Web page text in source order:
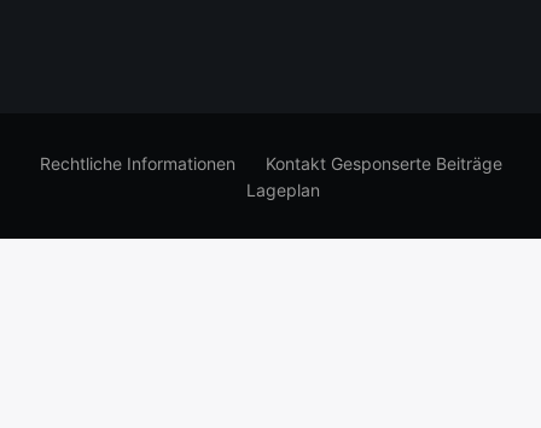
Rechtliche Informationen
Kontakt Gesponserte Beiträge
Lageplan